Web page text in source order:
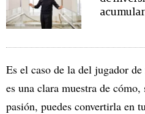
Es el caso de la del jugador
es una clara muestra de
pasión, puedes convertirla en